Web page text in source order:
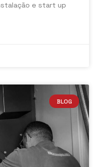
e start up
BLOG